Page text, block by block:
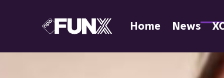
Home News